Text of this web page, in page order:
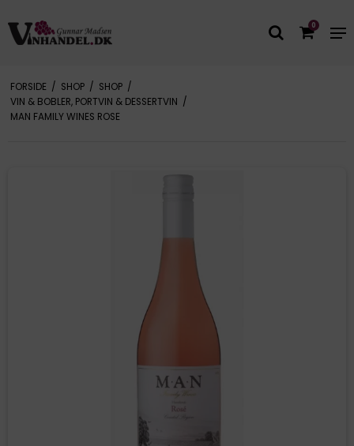
0
FORSIDE / SHOP / SHOP /
VIN & BOBLER, PORTVIN & DESSERTVIN /
MAN FAMILY WINES ROSE